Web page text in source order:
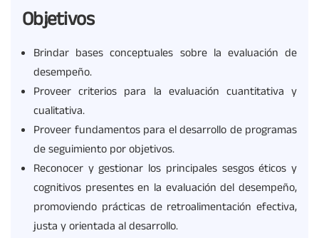
Objetivos
Brindar bases conceptuales sobre la evaluación de
desempeño.
Proveer criterios para la evaluación cuantitativa y
cualitativa.
Proveer fundamentos para el desarrollo de programas
de seguimiento por objetivos.
Reconocer y gestionar los principales sesgos éticos y
cognitivos presentes en la evaluación del desempeño,
promoviendo prácticas de retroalimentación efectiva,
justa y orientada al desarrollo.